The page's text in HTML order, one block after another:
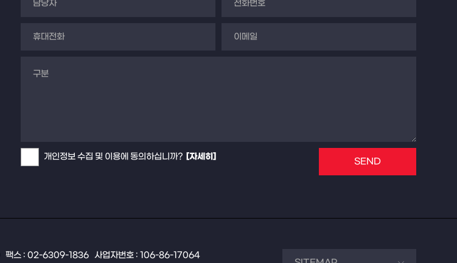
개인정보 수집 및 이용에 동의하십니까? [자세히] SEND
팩스 : 02-6309-1836 사업자번호 : 106-86-17064